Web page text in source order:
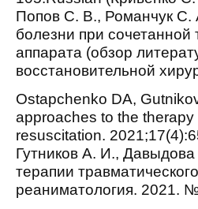
Попов С. В., Романчук С.
болезни при сочетанной
аппарата (обзор
восстановительной
Ostapchenko DA,
approaches to the
resuscitation.
Гутников А. И.,
терапии
реаниматология. 2021.